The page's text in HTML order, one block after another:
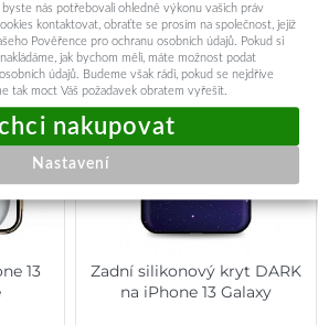
13
Zadní silikonový kryt DARK
na iPhone 13 Galaxy
nás potřebovali ohledně výkonu vašich práv
kontaktovat, obraťte se prosím na společnost, jejíž
Pověřence pro ochranu osobních údajů. Pokud si
jak bychom měli, máte možnost podat
údajů. Budeme však rádi, pokud se nejdříve
tak moct Váš požadavek obratem vyřešit.
Nastavení